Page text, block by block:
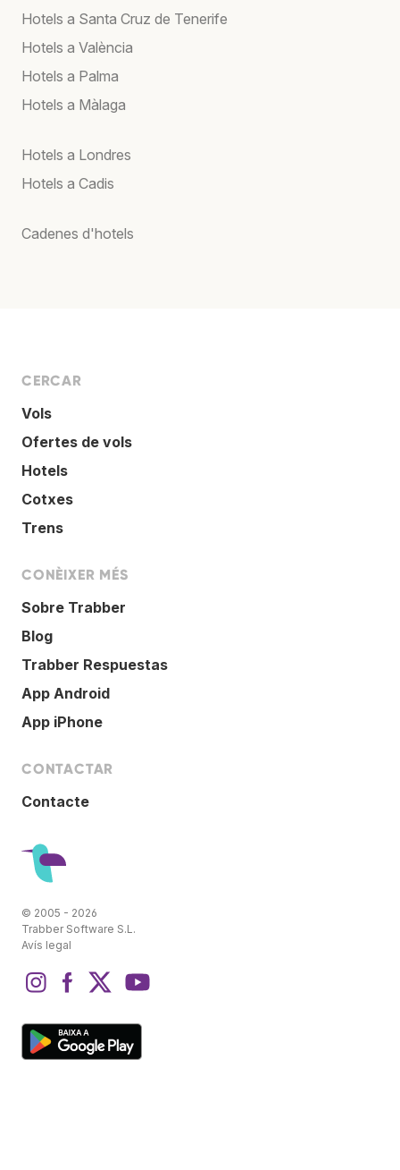
Hotels a Santa Cruz de Tenerife
Hotels a València
Hotels a Palma
Hotels a Màlaga
Hotels a Londres
Hotels a Cadis
Cadenes d'hotels
CERCAR
Vols
Ofertes de vols
Hotels
Cotxes
Trens
CONÈIXER MÉS
Sobre Trabber
Blog
Trabber Respuestas
App Android
App iPhone
CONTACTAR
Contacte
© 2005 - 2026
Trabber Software S.L.
Avís legal